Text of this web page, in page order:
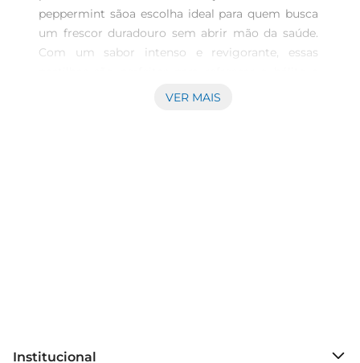
peppermint sãoa escolha ideal para quem busca
um frescor duradouro sem abrir mão da saúde.
Com um sabor intenso e revigorante, essas
qualquer hora e em qualquer lugar. Seja após
VER MAIS
Institucional